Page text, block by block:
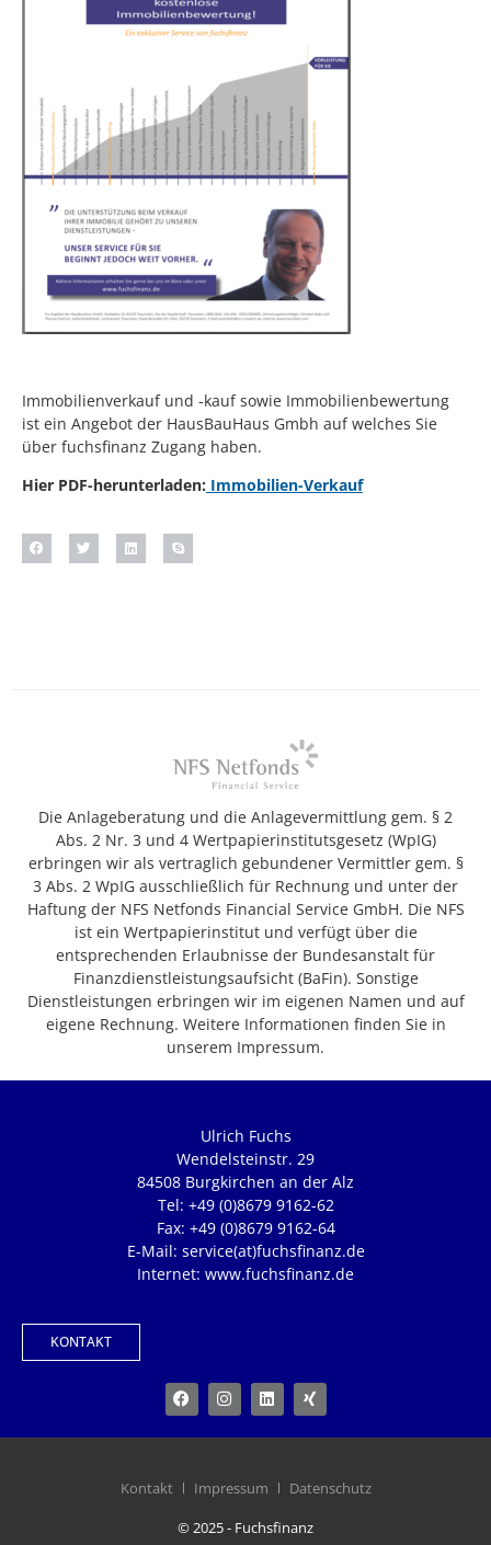
Immobilienverkauf und -kauf sowie Immobilienbewertung
ist ein Angebot der HausBauHaus Gmbh auf welches Sie
über fuchsfinanz Zugang haben.
Hier PDF-herunterladen: Immobilien-Verkauf
Die Anlageberatung und die Anlagevermittlung gem. § 2
Abs. 2 Nr. 3 und 4 Wertpapierinstitutsgesetz (WpIG)
erbringen wir als vertraglich gebundener Vermittler gem. §
3 Abs. 2 WpIG ausschließlich für Rechnung und unter der
Haftung der NFS Netfonds Financial Service GmbH. Die NFS
ist ein Wertpapierinstitut und verfügt über die
entsprechenden Erlaubnisse der Bundesanstalt für
Finanzdienstleistungsaufsicht (BaFin). Sonstige
Dienstleistungen erbringen wir im eigenen Namen und auf
eigene Rechnung. Weitere Informationen finden Sie in
unserem Impressum.
Ulrich Fuchs
Wendelsteinstr. 29
84508 Burgkirchen an der Alz
Tel: +49 (0)8679 9162-62
Fax: +49 (0)8679 9162-64
E-Mail: service(at)fuchsfinanz.de
Internet: www.fuchsfinanz.de
KONTAKT
Kontakt Impressum
Datenschutz
© 2025 - Fuchsfinanz